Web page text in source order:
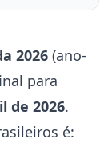
2026 (ano-
para
de 2026.
é: